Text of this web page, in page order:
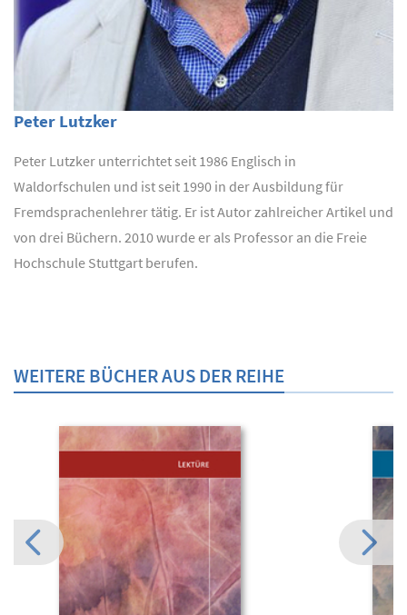
Peter Lutzker
Peter Lutzker unterrichtet seit 1986 Englisch in
Waldorfschulen und ist seit 1990 in der Ausbildung für
Fremdsprachenlehrer tätig. Er ist Autor zahlreicher Artikel und
von drei Büchern. 2010 wurde er als Professor an die Freie
Hochschule Stuttgart berufen.
WEITERE BÜCHER AUS DER REIHE